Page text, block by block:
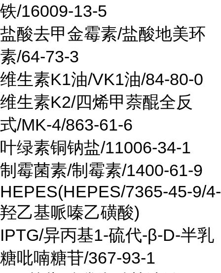
铁/16009-13-5
盐酸去甲金霉素/盐酸地美环
素/64-73-3
维生素K1油/VK1油/84-80-0
维生素K2/四烯甲萘醌全反
式/MK-4/863-61-6
叶绿素铜钠盐/11006-34-1
制霉菌素/制霉素/1400-61-9
HEPES(HEPES/7365-45-9/4-
羟乙基哌嗪乙磺酸)
IPTG/异丙基1-硫代-β-D-半乳
糖吡喃糖苷/367-93-1